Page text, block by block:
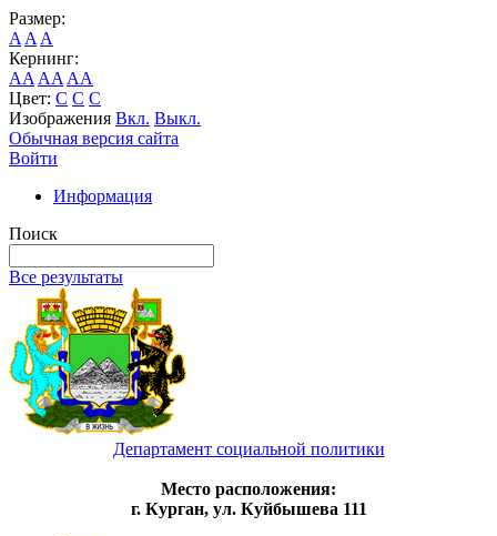
Размер:
A A A
Кернинг:
AA AA AA
Цвет: C C C
Изображения Вкл. Выкл.
Обычная версия сайта
Войти
Информация
Поиск
Все результаты
Департамент социальной политики
Место расположения:
г. Курган, ул. Куйбышева 111